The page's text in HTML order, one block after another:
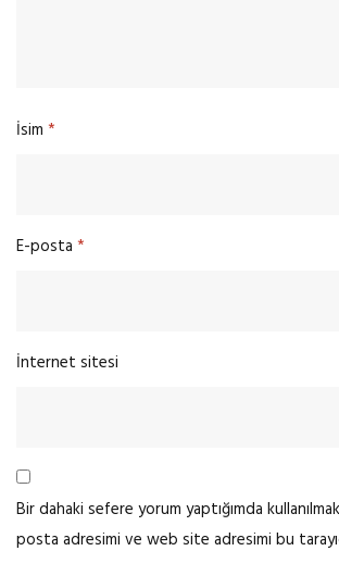
İsim *
E-posta *
İnternet sitesi
Bir dahaki sefere yorum yaptığımda
posta adresimi ve web site adresimi bu